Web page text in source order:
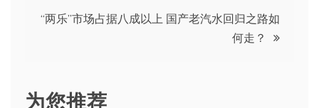
“两乐”市场占据八成以上 国产老汽水回归之路如
何走？
为您推荐